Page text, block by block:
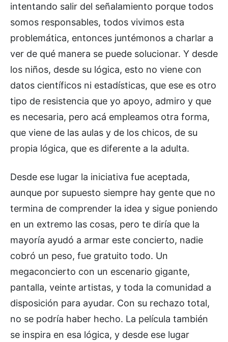
intentando salir del señalamiento porque todos
somos responsables, todos vivimos esta
problemática, entonces juntémonos a charlar a
ver de qué manera se puede solucionar. Y desde
los niños, desde su lógica, esto no viene con
datos científicos ni estadísticas, que ese es otro
tipo de resistencia que yo apoyo, admiro y que
es necesaria, pero acá empleamos otra forma,
que viene de las aulas y de los chicos, de su
propia lógica, que es diferente a la adulta.
Desde ese lugar la iniciativa fue aceptada,
aunque por supuesto siempre hay gente que no
termina de comprender la idea y sigue poniendo
en un extremo las cosas, pero te diría que la
mayoría ayudó a armar este concierto, nadie
cobró un peso, fue gratuito todo. Un
megaconcierto con un escenario gigante,
pantalla, veinte artistas, y toda la comunidad a
disposición para ayudar. Con su rechazo total,
no se podría haber hecho. La película también
se inspira en esa lógica, y desde ese lugar